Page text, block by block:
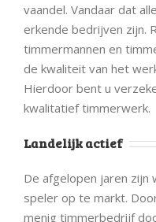
vaandel. Vandaar dat
erkende bedrijven zijn.
timmermannen en
de kwaliteit van het
Hierdoor bent u
kwalitatief timmerwerk.
Landelijk actief
De afgelopen jaren
speler op te markt.
menig timmerbedrijf